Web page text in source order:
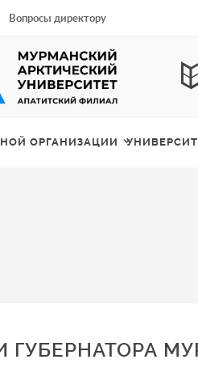
Вопросы директору
ОРГАНИЗАЦИИ
ГУБЕРНАТОРА